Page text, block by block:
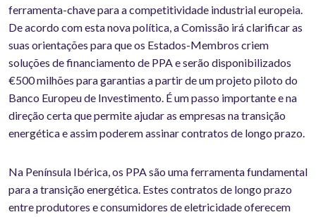
ferramenta-chave para a competitividade industrial europeia.
De acordo com esta nova política, a Comissão irá clarificar as
suas orientações para que os Estados-Membros criem
soluções de financiamento de PPA e serão disponibilizados
€500 milhões para garantias a partir de um projeto piloto do
Banco Europeu de Investimento. É um passo importante e na
direção certa que permite ajudar as empresas na transição
energética e assim poderem assinar contratos de longo prazo.
Na Península Ibérica, os PPA são uma ferramenta fundamental
para a transição energética. Estes contratos de longo prazo
entre produtores e consumidores de eletricidade oferecem